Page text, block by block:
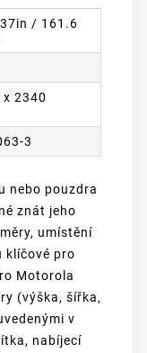
/ 161.6
2340
3
nebo pouzdra
znát jeho
umístění
klíčové pro
Motorola
(výška, šířka,
v
nabíjecí